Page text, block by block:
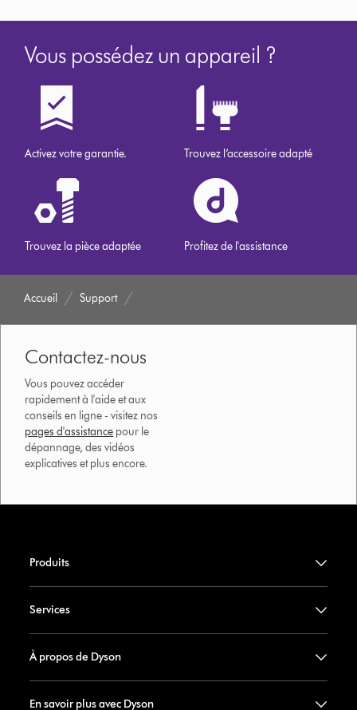
Vous possédez un appareil ?
Activez votre garantie. Trouvez l’accessoire adapté
Trouvez la pièce adaptée Profitez de l'assistance
Accueil Support
Contactez-nous
Vous pouvez accéder
rapidement à l'aide et aux
conseils en ligne - visitez nos
pages d'assistance pour le
dépannage, des vidéos
explicatives et plus encore.
Produits
Services
À propos de Dyson
En savoir plus avec Dyson